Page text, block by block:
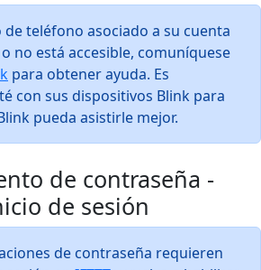
de teléfono asociado a su cuenta
no está accesible, comuníquese
para obtener ayuda. Es
con sus dispositivos Blink para
pueda asistirle mejor.
de contraseña -
de sesión
de contraseña requieren